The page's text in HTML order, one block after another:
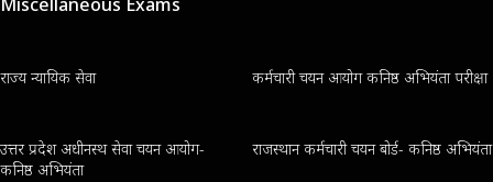
राज्य न्यायिक सेवा कर्मचारी चयन आयोग कनिष्ठ अभियंता परीक्षा
उत्तर प्रदेश अधीनस्थ सेवा चयन आयोग-
कनिष्ठ अभियंता
राजस्थान कर्मचारी चयन बोर्ड- कनिष्ठ अभियंता